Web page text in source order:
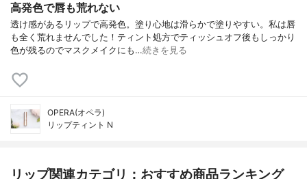
高発色で唇も荒れない
透け感があるリップで高発色。塗り心地は滑らかで塗りやすい。 私は唇
も全く荒れませんでした！ ティント処方でティッシュオフ後もしっかり
色が残るのでマスクメイクにも…続きを見る
OPERA(オペラ)
リップティント N
リップ関連カテゴリ：おすすめ商品ランキング